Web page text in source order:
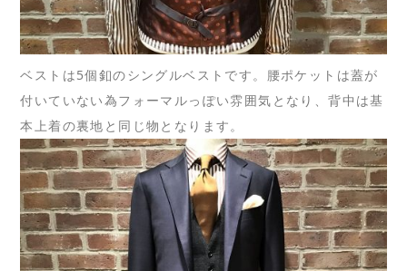
ベストは5個釦のシングルベストです。腰ポケットは蓋が
付いていない為フォーマルっぽい雰囲気となり、背中は基
本上着の裏地と同じ物となります。